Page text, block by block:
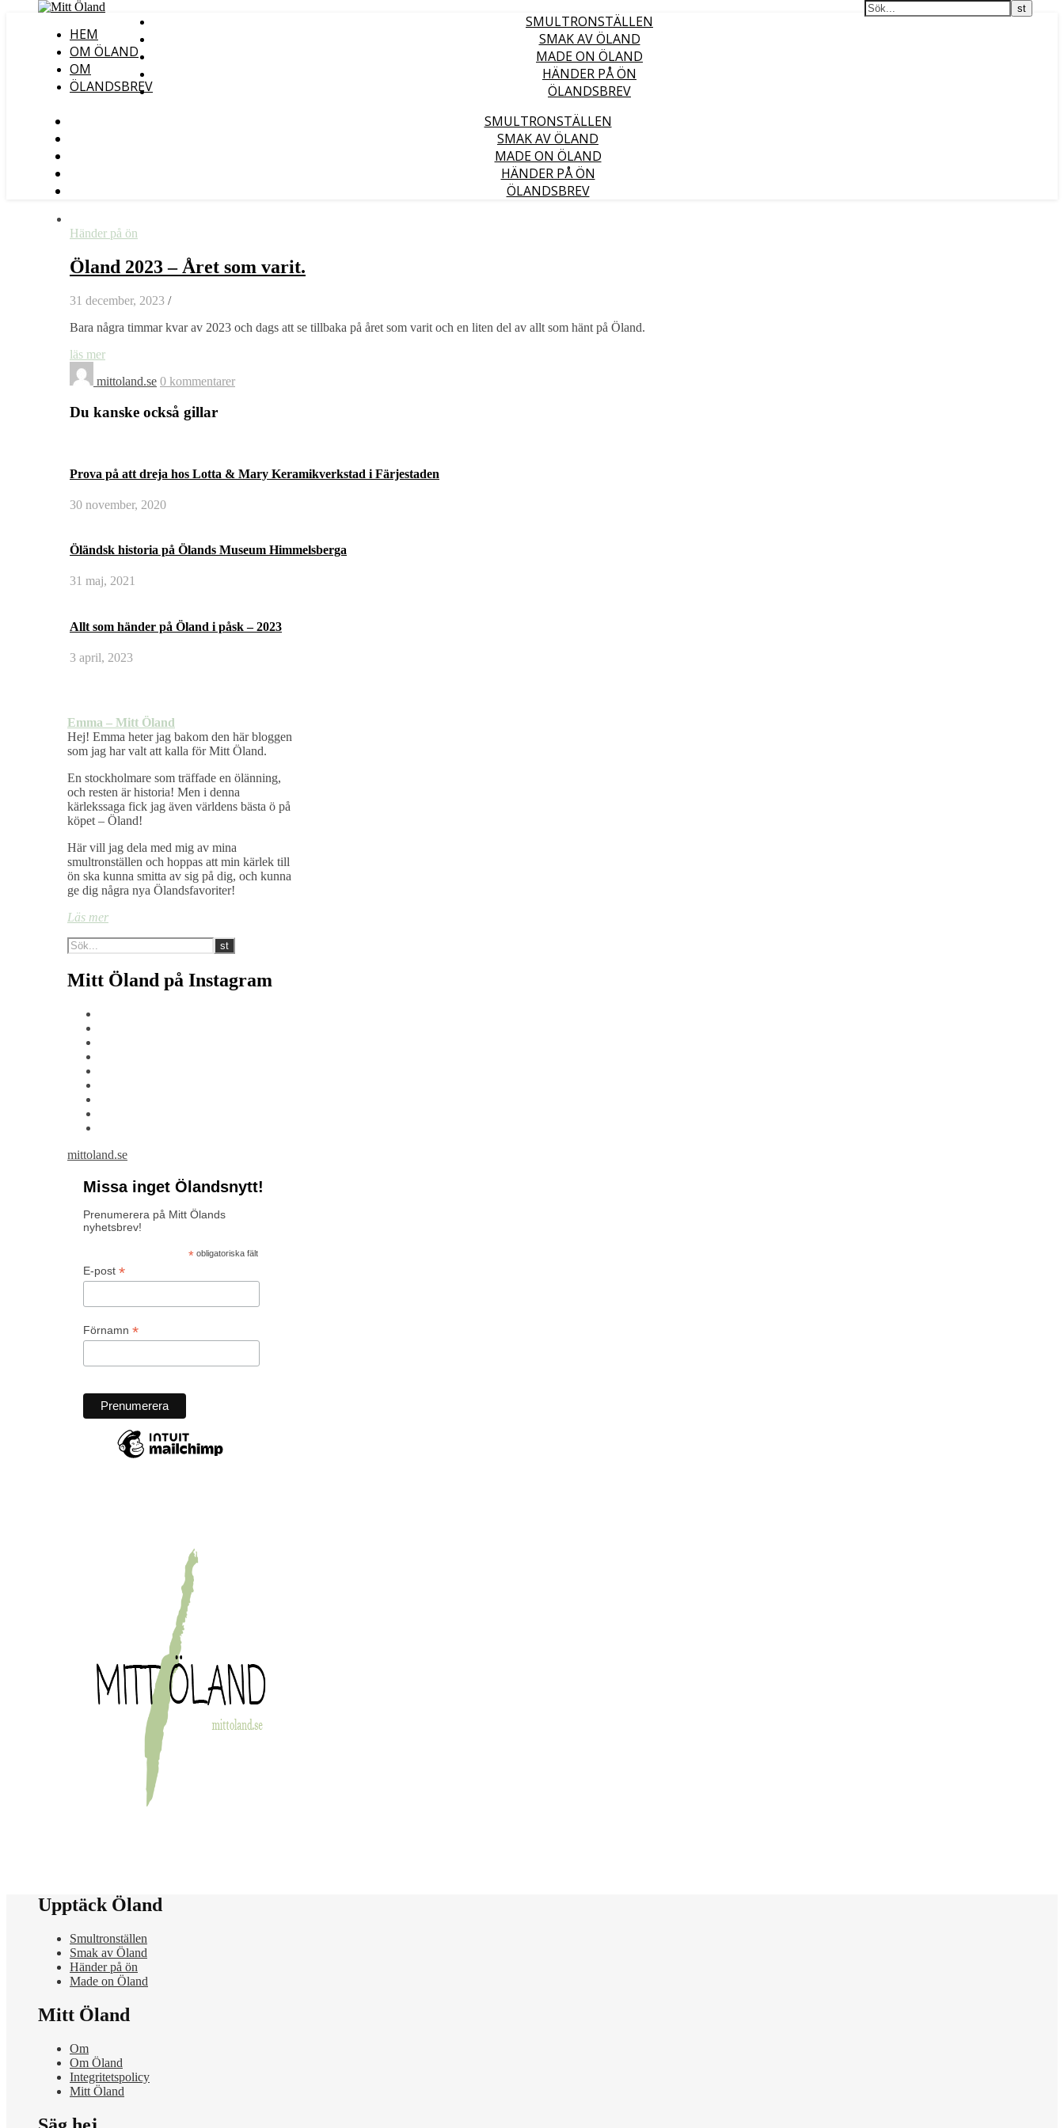
HEM
OM ÖLAND
OM
ÖLANDSBREV
SMULTRONSTÄLLEN
SMAK AV ÖLAND
MADE ON ÖLAND
HÄNDER PÅ ÖN
ÖLANDSBREV
SMULTRONSTÄLLEN
SMAK AV ÖLAND
MADE ON ÖLAND
HÄNDER PÅ ÖN
ÖLANDSBREV
Händer på ön
Öland 2023 – Året som varit.
31 december, 2023 /
Bara några timmar kvar av 2023 och dags att se tillbaka på året som varit och en liten del av allt som hänt på Öland.
läs mer
mittoland.se 0 kommentarer
Du kanske också gillar
Prova på att dreja hos Lotta & Mary Keramikverkstad i Färjestaden
30 november, 2020
Öländsk historia på Ölands Museum Himmelsberga
31 maj, 2021
Allt som händer på Öland i påsk – 2023
3 april, 2023
Emma – Mitt Öland
Hej! Emma heter jag bakom den här bloggen
som jag har valt att kalla för Mitt Öland.
En stockholmare som träffade en ölänning,
och resten är historia! Men i denna
kärlekssaga fick jag även världens bästa ö på
köpet – Öland!
Här vill jag dela med mig av mina
smultronställen och hoppas att min kärlek till
ön ska kunna smitta av sig på dig, och kunna
ge dig några nya Ölandsfavoriter!
Läs mer
Mitt Öland på Instagram
mittoland.se
Missa inget Ölandsnytt!
Prenumerera på Mitt Ölands
nyhetsbrev!
*obligatoriska fält
E-post *
Förnamn *
Upptäck Öland
Smultronställen
Smak av Öland
Händer på ön
Made on Öland
Mitt Öland
Om
Om Öland
Integritetspolicy
Mitt Öland